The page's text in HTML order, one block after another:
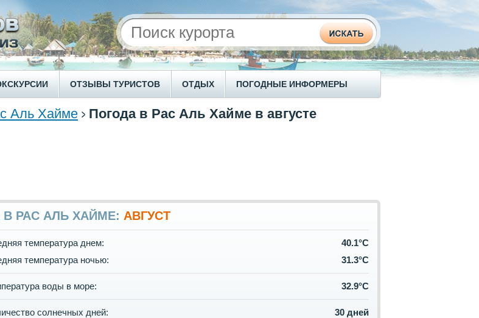
ОТЗЫВЫ ТУРИСТОВ ОТДЫХ ПОГОДНЫЕ ИНФОРМЕРЫ
Аль Хайме Погода в Рас Аль Хайме в августе
РАС АЛЬ ХАЙМЕ: АВГУСТ
температура днем:
40.1°C
температура ночью:
31.3°C
воды в море: 32.9°C
солнечных дней:
30 дней